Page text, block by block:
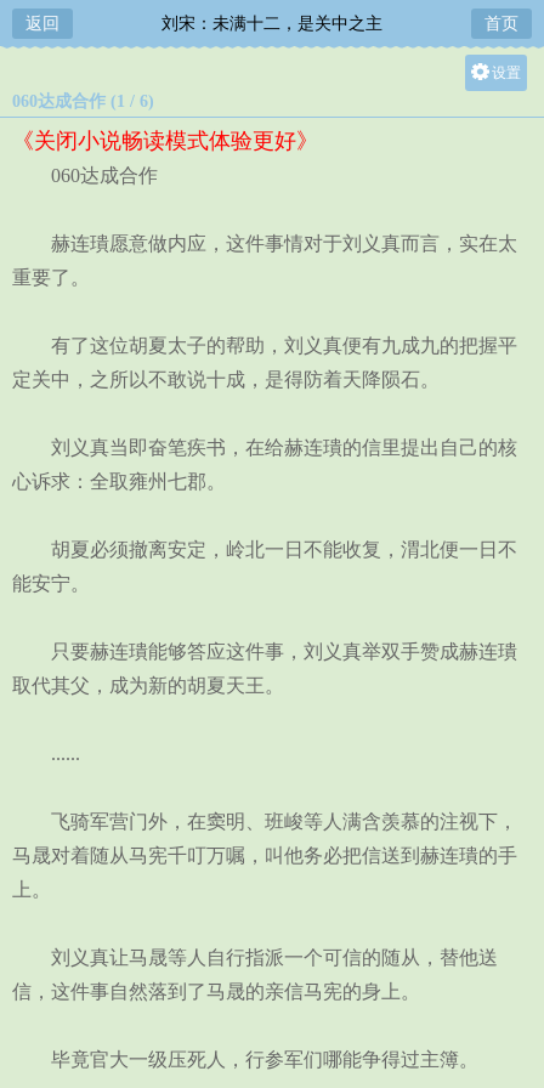
返回 刘宋：未满十二，是关中之主 首页
设置
060达成合作 (1 / 6)
《关闭小说畅读模式体验更好》
060达成合作
赫连璝愿意做内应，这件事情对于刘义真而言，实在太
重要了。
有了这位胡夏太子的帮助，刘义真便有九成九的把握平
定关中，之所以不敢说十成，是得防着天降陨石。
刘义真当即奋笔疾书，在给赫连璝的信里提出自己的核
心诉求：全取雍州七郡。
胡夏必须撤离安定，岭北一日不能收复，渭北便一日不
能安宁。
只要赫连璝能够答应这件事，刘义真举双手赞成赫连璝
取代其父，成为新的胡夏天王。
......
飞骑军营门外，在窦明、班峻等人满含羡慕的注视下，
马晟对着随从马宪千叮万嘱，叫他务必把信送到赫连璝的手
上。
刘义真让马晟等人自行指派一个可信的随从，替他送
信，这件事自然落到了马晟的亲信马宪的身上。
毕竟官大一级压死人，行参军们哪能争得过主簿。